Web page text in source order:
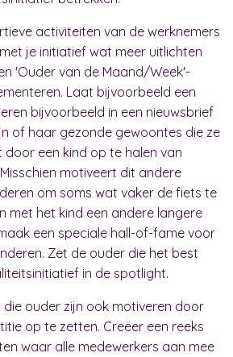
activiteiten van de werknemers
je initiatief wat meer uitlichten
'Ouder van de Maand/Week'-
Laat bijvoorbeeld een
bijvoorbeeld in een nieuwsbrief
of haar gezonde gewoontes die ze
een kind op te halen van
motiveert dit andere
om soms wat vaker de fiets te
met het kind een andere langere
een speciale hall-of-fame voor
Zet de ouder die het best
in de spotlight.
ouder zijn ook motiveren door
op te zetten. Creëer een reeks
waar alle medewerkers aan mee